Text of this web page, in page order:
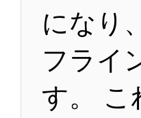
になり
フライ
す。 こ